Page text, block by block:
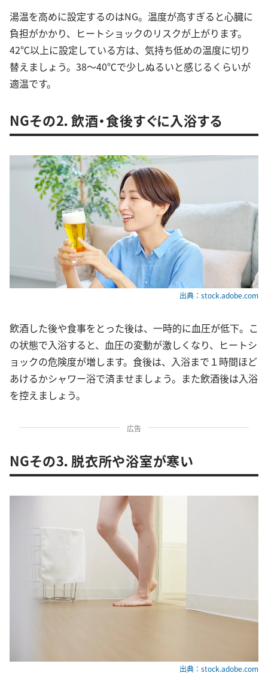
湯温を高めに設定するのはNG。温度が高すぎると心臓に
負担がかかり、ヒートショックのリスクが上がります。
42℃以上に設定している方は、気持ち低めの温度に切り
替えましょう。38～40℃で少しぬるいと感じるくらいが
適温です。
NGその2．飲酒・食後すぐに入浴する
出典：stock.adobe.com
飲酒した後や食事をとった後は、一時的に血圧が低下。こ
の状態で入浴すると、血圧の変動が激しくなり、ヒートシ
ョックの危険度が増します。食後は、入浴まで１時間ほど
あけるかシャワー浴で済ませましょう。また飲酒後は入浴
を控えましょう。
広告
NGその3．脱衣所や浴室が寒い
出典：stock.adobe.com